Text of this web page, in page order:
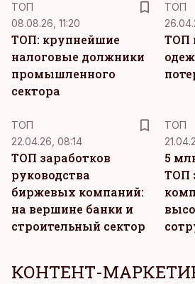
ТОП
08.08.26, 11:20
ТОП: крупнейшие
налоговые должники
промышленного
сектора
ТОП
ТОП
ТОП
22.04.26, 08:14
ТОП заработков
руководства
биржевых компаний:
на вершине банки и
строительный сектор
ТОП
5
ТОП
КОНТЕНТ-